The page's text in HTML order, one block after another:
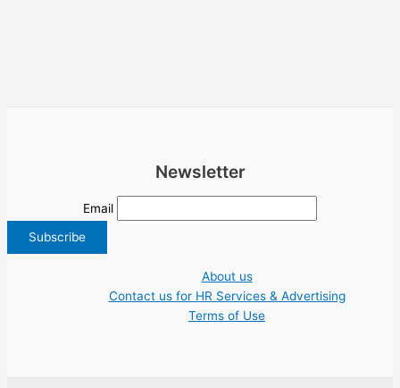
Newsletter
Email
About us
Contact us for HR Services & Advertising
Terms of Use